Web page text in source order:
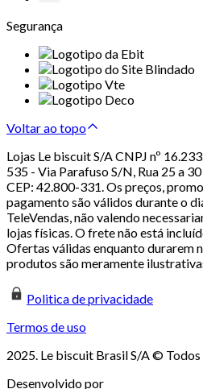
Segurança
Voltar ao topo
Lojas Le biscuit S/A CNPJ nº
535 - Via Parafuso S/N, Rua 25 a
CEP: 42.800-331. Os preços,
pagamento são válidos durante o
TeleVendas, não valendo
lojas físicas. O frete não está
Ofertas válidas enquanto durarem
produtos são meramente
Politica de privacidade
Termos de uso
2025. Le biscuit Brasil S/A ©
Desenvolvido por